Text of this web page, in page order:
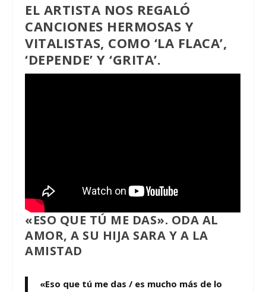
EL ARTISTA NOS REGALÓ
CANCIONES HERMOSAS Y
VITALISTAS, COMO ‘LA FLACA’,
‘DEPENDE’ Y ‘GRITA’.
«ESO QUE TÚ ME DAS». ODA AL
AMOR, A SU HIJA SARA Y A LA
AMISTAD
«Eso que tú me das / es mucho más de lo